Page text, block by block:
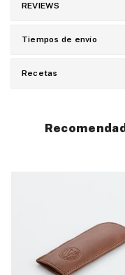
REVIEWS
Tiempos de envío
Recetas